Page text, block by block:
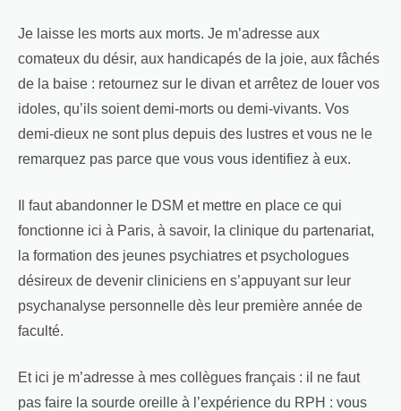
Je laisse les morts aux morts. Je m’adresse aux
comateux du désir, aux handicapés de la joie, aux fâchés
de la baise : retournez sur le divan et arrêtez de louer vos
idoles, qu’ils soient demi-morts ou demi-vivants. Vos
demi-dieux ne sont plus depuis des lustres et vous ne le
remarquez pas parce que vous vous identifiez à eux.
Il faut abandonner le DSM et mettre en place ce qui
fonctionne ici à Paris, à savoir, la clinique du partenariat,
la formation des jeunes psychiatres et psychologues
désireux de devenir cliniciens en s’appuyant sur leur
psychanalyse personnelle dès leur première année de
faculté.
Et ici je m’adresse à mes collègues français : il ne faut
pas faire la sourde oreille à l’expérience du RPH : vous